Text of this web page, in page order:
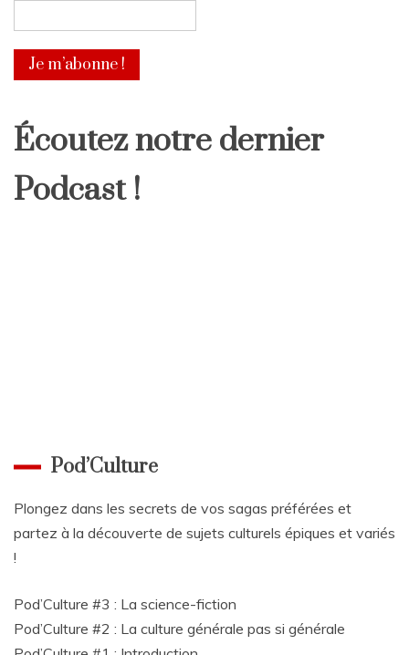
Écoutez notre dernier
Podcast !
Pod’Culture
Plongez dans les secrets de vos sagas préférées et
partez à la découverte de sujets culturels épiques et variés
!
Pod’Culture #3 : La science-fiction
Pod’Culture #2 : La culture générale pas si générale